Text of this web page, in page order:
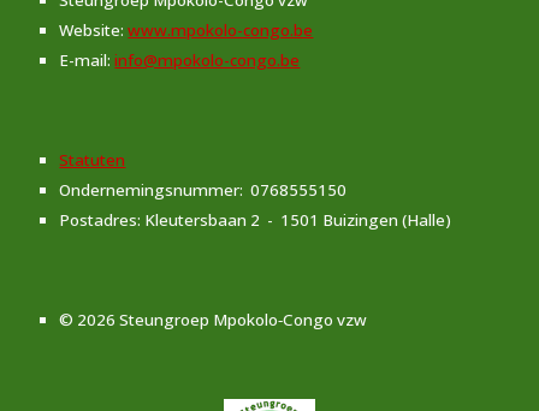
Website:www.mpokolo-congo.be
E-mail:info@mpokolo-congo.be
Statuten
Ondernemingsnummer: 0768555150
Postadres: Kleutersbaan 2 - 1501 Buizingen (Halle)
© 2026 Steungroep Mpokolo‑Congo vzw